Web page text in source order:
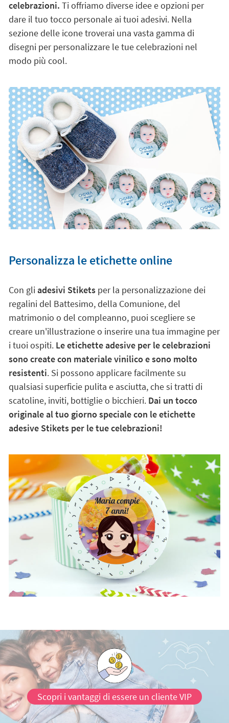
celebrazioni. Ti offriamo diverse idee e opzioni per
dare il tuo tocco personale ai tuoi adesivi. Nella
sezione delle icone troverai una vasta gamma di
disegni per personalizzare le tue celebrazioni nel
modo più cool.
Personalizza le etichette online
Con gliadesivi Stiketsper la personalizzazione dei
regalini del Battesimo, della Comunione, del
matrimonio o del compleanno, puoi scegliere se
creare un'illustrazione o inserire una tua immagine per
i tuoi ospiti. Le etichette adesive per le celebrazioni
sono create con materiale vinilico e sono molto
resistenti. Si possono applicare facilmente su
qualsiasi superficie pulita e asciutta, che si tratti di
scatoline, inviti, bottiglie o bicchieri. Dai un tocco
originale al tuo giorno speciale con le etichette
adesive Stikets per le tue celebrazioni!
Scopri i vantaggi di essere un cliente VIP